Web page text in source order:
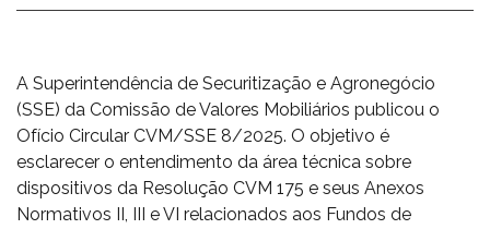
A Superintendência de Securitização e Agronegócio
(SSE) da Comissão de Valores Mobiliários publicou o
Ofício Circular CVM/SSE 8/2025. O objetivo é
esclarecer o entendimento da área técnica sobre
dispositivos da Resolução CVM 175 e seus Anexos
Normativos II, III e VI relacionados aos Fundos de